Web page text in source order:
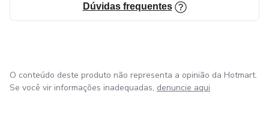
Dúvidas frequentes
O conteúdo deste produto não representa a opinião da Hotmart.
Se você vir informações inadequadas, denuncie aqui